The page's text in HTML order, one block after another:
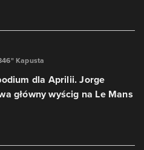
Kapusta
dla Aprilii. Jorge
główny wyścig na Le Mans